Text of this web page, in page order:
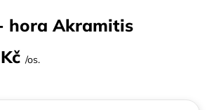
hora Akramitis
/os.